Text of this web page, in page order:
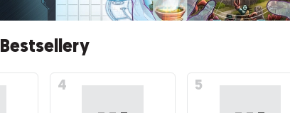
Bestsellery